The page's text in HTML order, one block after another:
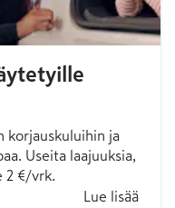
korjauskuluihin ja
Useita laajuuksia,
2 €/vrk.
Lue lisää